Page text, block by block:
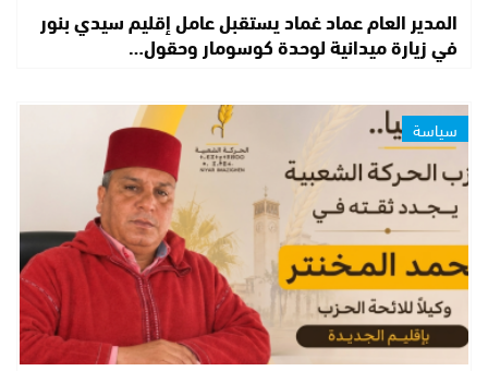
المدير العام عماد غماد يستقبل عامل إقليم سيدي بنور
في زيارة ميدانية لوحدة كوسومار وحقول…
سياسة